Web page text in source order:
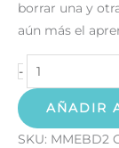
borrar una y
aún más el
-
AÑADIR
SKU: MMEBD2